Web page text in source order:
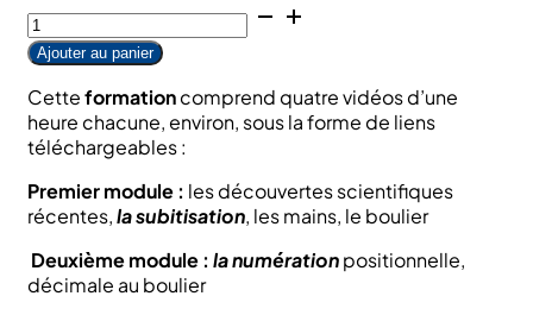
quantité
de
Formation
Abacus,
vidéos
enregistrées
de
4
heures
addition
et
Ajouter au panier
Cetteformationcomprend quatre vidéos d’une
heure chacune, environ, sous la forme de liens
téléchargeables :
Premier module : les découvertes scientifiques
récentes,la subitisation, les mains, le boulier
Deuxième module : la numérationpositionnelle,
décimale au boulier